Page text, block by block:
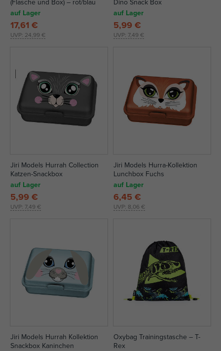
(Flasche und Box) – rot/blau
auf Lager
UVP: 24,99 €
17,61 €
Dino Snack Box
auf Lager
UVP: 7,49 €
5,99 €
Jiri Models Hurrah Collection
Katzen-Snackbox
auf Lager
UVP: 7,49 €
5,99 €
Jiri Models Hurra-Kollektion
Lunchbox Fuchs
auf Lager
UVP: 8,06 €
6,45 €
Jiri Models Hurrah Kollektion
Snackbox Kaninchen
Oxybag Trainingstasche – T-
Rex